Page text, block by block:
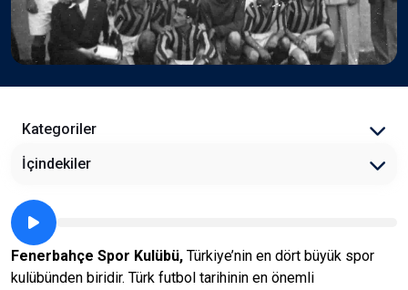
İçindekiler
Kategoriler
Fenerbahçe Spor Kulübü, Türkiye’nin en dört büyük spor
kulübünden biridir. Türk futbol tarihinin en önemli